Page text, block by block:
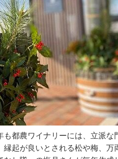
都農ワイナリーには、立派な
起が良いとされる松や梅、